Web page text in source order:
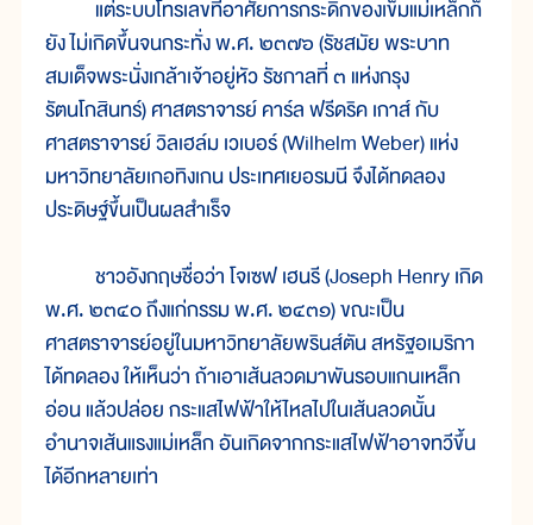
แต่ระบบโทรเลขที่อาศัยการกระดิกของเข็มแม่เหล็กก็
ยัง ไม่เกิดขึ้นจนกระทั่ง พ.ศ. ๒๓๗๖ (รัชสมัย พระบาท
สมเด็จพระนั่งเกล้าเจ้าอยู่หัว รัชกาลที่ ๓ แห่งกรุง
รัตนโกสินทร์) ศาสตราจารย์ คาร์ล ฟรีดริค เกาส์ กับ
ศาสตราจารย์ วิลเฮล์ม เวเบอร์ (Wilhelm Weber) แห่ง
มหาวิทยาลัยเกอทิงเกน ประเทศเยอรมนี จึงได้ทดลอง
ประดิษฐ์ขึ้นเป็นผลสำเร็จ
ชาวอังกฤษชื่อว่า โจเซฟ เฮนรี (Joseph Henry เกิด
พ.ศ. ๒๓๔๐ ถึงแก่กรรม พ.ศ. ๒๔๓๑) ขณะเป็น
ศาสตราจารย์อยู่ในมหาวิทยาลัยพรินส์ตัน สหรัฐอเมริกา
ได้ทดลอง ให้เห็นว่า ถ้าเอาเส้นลวดมาพันรอบแกนเหล็ก
อ่อน แล้วปล่อย กระแสไฟฟ้าให้ไหลไปในเส้นลวดนั้น
อำนาจเส้นแรงแม่เหล็ก อันเกิดจากกระแสไฟฟ้าอาจทวีขึ้น
ได้อีกหลายเท่า